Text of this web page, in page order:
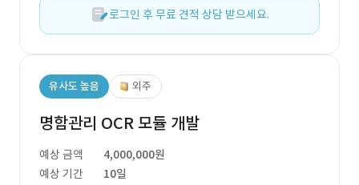
로그인 후 무료 견적 상담 받으세요.
유사도 높음 외주
명함관리 OCR 모듈 개발
예상 금액
4,000,000원
예상 기간
10일